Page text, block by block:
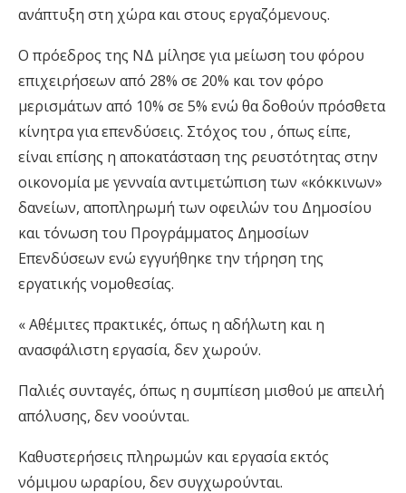
ανάπτυξη στη χώρα και στους εργαζόμενους.
Ο πρόεδρος της ΝΔ μίλησε για μείωση του φόρου
επιχειρήσεων από 28% σε 20% και τον φόρο
μερισμάτων από 10% σε 5% ενώ θα δοθούν πρόσθετα
κίνητρα για επενδύσεις. Στόχος του , όπως είπε,
είναι επίσης η αποκατάσταση της ρευστότητας στην
οικονομία με γενναία αντιμετώπιση των «κόκκινων»
δανείων, αποπληρωμή των οφειλών του Δημοσίου
και τόνωση του Προγράμματος Δημοσίων
Επενδύσεων ενώ εγγυήθηκε την τήρηση της
εργατικής νομοθεσίας.
« Αθέμιτες πρακτικές, όπως η αδήλωτη και η
ανασφάλιστη εργασία, δεν χωρούν.
Παλιές συνταγές, όπως η συμπίεση μισθού με απειλή
απόλυσης, δεν νοούνται.
Καθυστερήσεις πληρωμών και εργασία εκτός
νόμιμου ωραρίου, δεν συγχωρούνται.